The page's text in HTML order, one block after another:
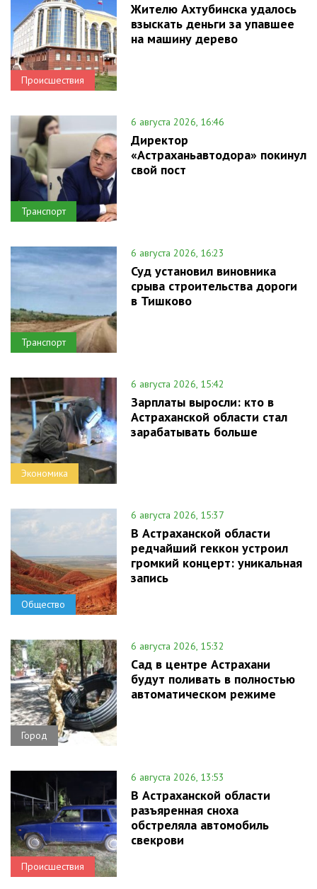
Происшествия
Жителю Ахтубинска удалось
взыскать деньги за упавшее
на машину дерево
Транспорт
6 августа 2026, 16:46
Директор
«Астраханьавтодора» покинул
свой пост
Транспорт
6 августа 2026, 16:23
Суд установил виновника
срыва строительства дороги
в Тишково
Экономика
6 августа 2026, 15:42
Зарплаты выросли: кто в
Астраханской области стал
зарабатывать больше
Общество
6 августа 2026, 15:37
В Астраханской области
редчайший геккон устроил
громкий концерт: уникальная
запись
Город
6 августа 2026, 15:32
Сад в центре Астрахани
будут поливать в полностью
автоматическом режиме
Происшествия
6 августа 2026, 13:53
В Астраханской области
разъяренная сноха
обстреляла автомобиль
свекрови